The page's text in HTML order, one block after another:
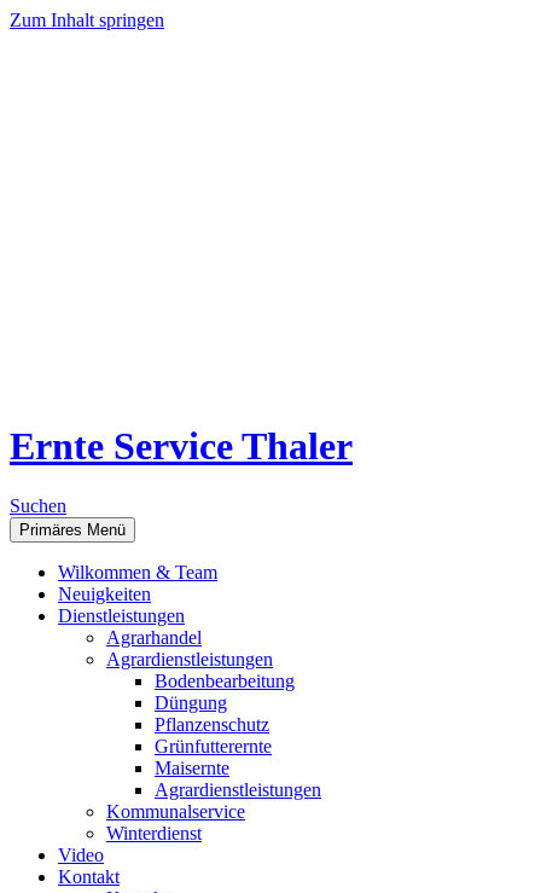
Zum Inhalt springen
Ernte Service Thaler
Suchen
Primäres Menü
Wilkommen & Team
Neuigkeiten
Dienstleistungen
Agrarhandel
Agrardienstleistungen
Bodenbearbeitung
Düngung
Pflanzenschutz
Grünfutterernte
Maisernte
Agrardienstleistungen
Kommunalservice
Winterdienst
Video
Kontakt